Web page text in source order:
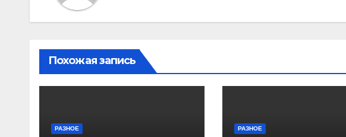
Похожая запись
РАЗНОЕ РАЗНОЕ